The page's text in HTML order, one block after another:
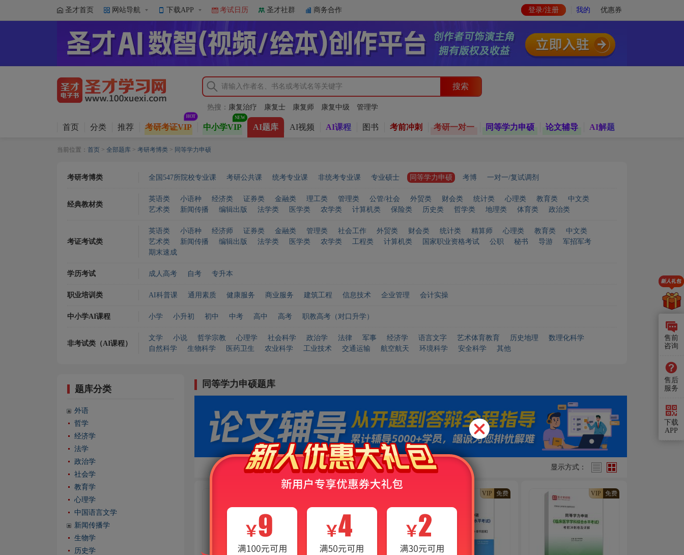
圣才首页 网站导航 下载APP 考试日历 圣才社群 商务合作 登录/注册 我的 优惠券
搜索
热搜： 康复治疗 康复士 康复师 康复中级 管理学
首页 分类 推荐 考研考证VIP 中小学VIP AI题库 AI视频 AI课程 图书 考前冲刺 考研一对一 同等学力申硕 论文辅导 AI解题
当前位置： 首页 > 全部题库 > 考研考博类 > 同等学力申硕
考研考博类 全国547所院校专业课 考研公共课 统考专业课 非统考专业课 专业硕士 同等学力申硕 考博 一对一/复试调剂
经典教材类
英语类 小语种 经济类 证券类 金融类 理工类 管理类 公管/社会 外贸类 财会类 统计类 心理类 教育类
中文类
艺术类
新闻传播 编辑出版 法学类 医学类 农学类 计算机类 保险类 历史类 哲学类 地理类 体育类 政治类
考证考试类
英语类 小语种 经济师 证券类 金融类 管理类 社会工作 外贸类 财会类 统计类 精算师 心理类 教育类
中文类
艺术类
新闻传播 编辑出版 法学类 医学类 农学类 工程类 计算机类 国家职业资格考试 公职 秘书 导游
军招军考
期末速成
学历考试 成人高考 自考 专升本
职业培训类 AI科普课 通用素质 健康服务 商业服务 建筑工程 信息技术 企业管理 会计实操
中小学AI课程 小学 小升初 初中 中考 高中 高考 职教高考（对口升学）
非考试类（AI课程）
文学 小说 哲学宗教 心理学 社会科学 政治学 法律 军事 经济学 语言文字 艺术体育教育 历史地理
数理化科学
自然科学
生物科学 医药卫生 农业科学 工业技术 交通运输 航空航天 环境科学 安全科学 其他
题库分类
外语
哲学
经济学
法学
政治学
社会学
教育学
心理学
中国语言文学
新闻传播学
生物学
历史学
同等学力申硕题库
显示方式：
VIP 免费 VIP 免费
售前
咨询
售后
服务
下载
APP